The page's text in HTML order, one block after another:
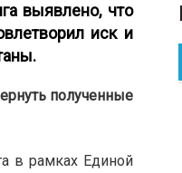
выявлено, что
иск и
.
полученные
в рамках Единой